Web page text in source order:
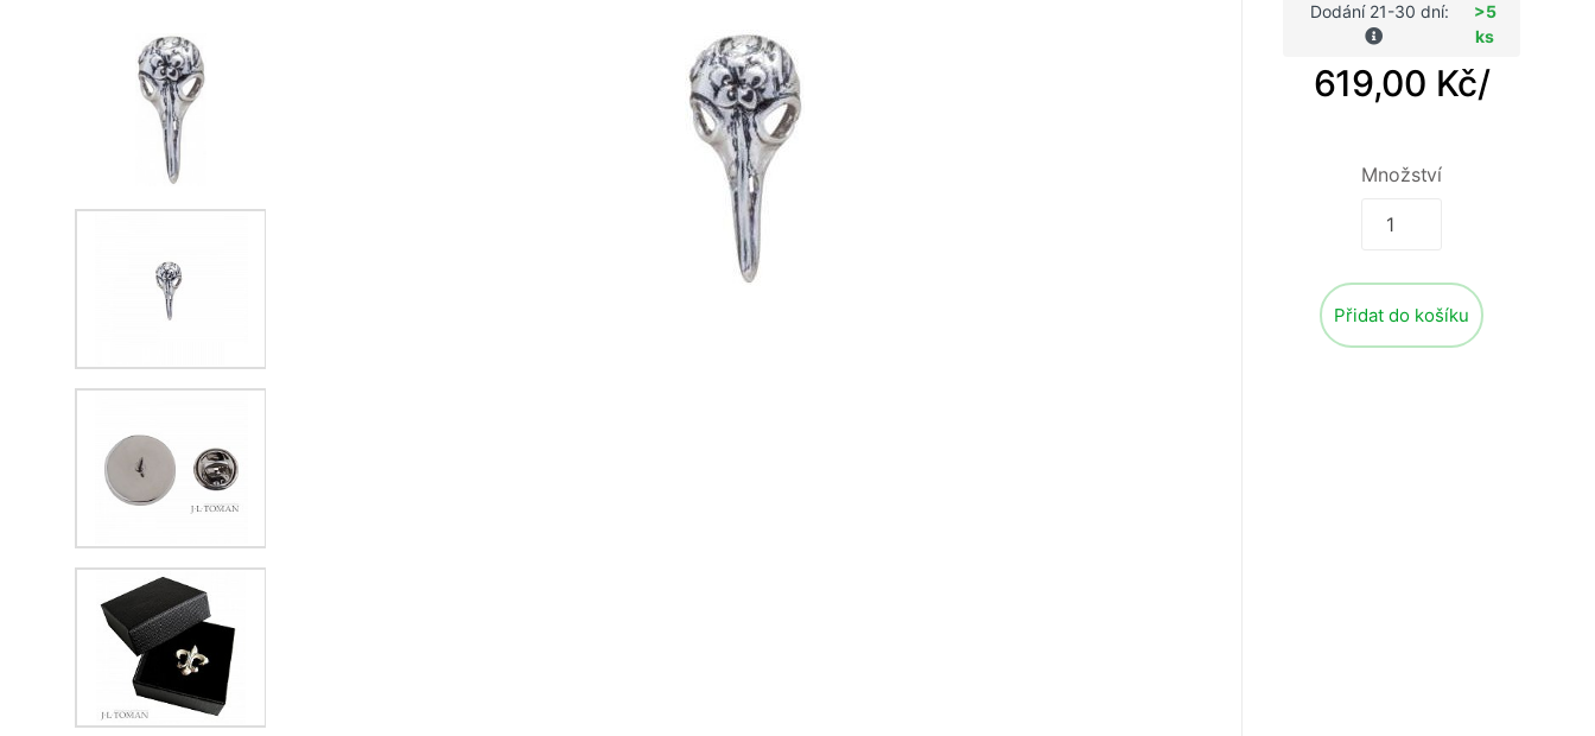
Dodání 21-30 dní:
>5
ks
619,00 Kč/
Množství
Přidat do košíku